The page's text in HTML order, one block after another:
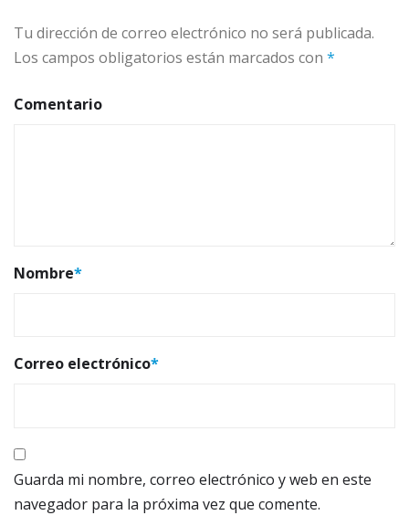
Tu dirección de correo electrónico no será publicada.
Los campos obligatorios están marcados con *
Comentario
Nombre*
Correo electrónico*
Guarda mi nombre, correo electrónico y web en este
navegador para la próxima vez que comente.